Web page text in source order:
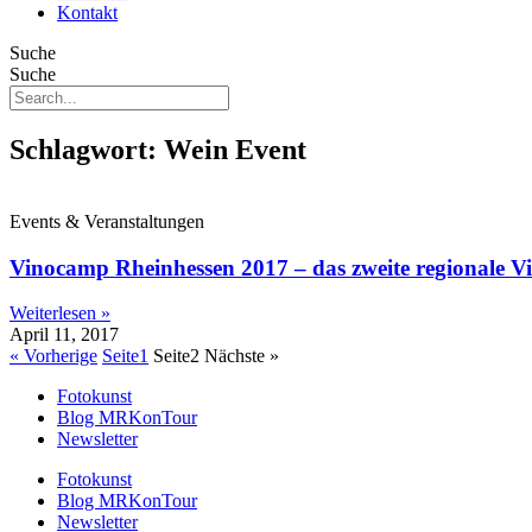
Kontakt
Suche
Suche
Schlagwort: Wein Event
Events & Veranstaltungen
Vinocamp Rheinhessen 2017 – das zweite regionale
Weiterlesen »
April 11, 2017
« Vorherige Seite1 Seite2 Nächste »
Fotokunst
Blog MRKonTour
Newsletter
Fotokunst
Blog MRKonTour
Newsletter